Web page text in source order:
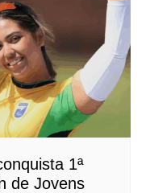
1ª
de Jovens